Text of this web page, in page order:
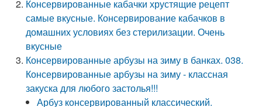
Консервированные кабачки хрустящие рецепт
самые вкусные. Консервирование кабачков в
домашних условиях без стерилизации. Очень
вкусные
Консервированные арбузы на зиму в банках. 038.
Консервированные арбузы на зиму - классная
закуска для любого застолья!!!
Арбуз консервированный классический.